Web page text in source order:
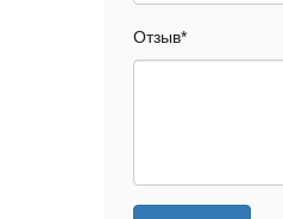
Отзыв*